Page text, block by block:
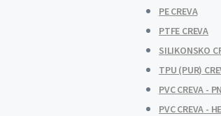
PE CREVA
PTFE CREVA
SILIKONSKO
TPU (PUR)
PVC CREVA -
PVC CREVA -